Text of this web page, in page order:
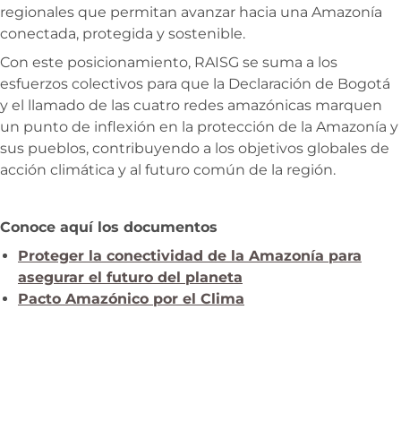
regionales que permitan avanzar hacia una Amazonía
conectada, protegida y sostenible.
Con este posicionamiento, RAISG se suma a los
esfuerzos colectivos para que la Declaración de Bogotá
y el llamado de las cuatro redes amazónicas marquen
un punto de inflexión en la protección de la Amazonía y
sus pueblos, contribuyendo a los objetivos globales de
acción climática y al futuro común de la región.
Conoce aquí los documentos
Proteger la conectividad de la Amazonía para
asegurar el futuro del planeta
Pacto Amazónico por el Clima